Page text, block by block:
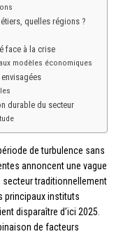
quelles régions ?
face à la crise
modèles économiques
durable du secteur
de turbulence sans
annoncent une vague
secteur traditionnellement
principaux instituts
disparaître d’ici 2025.
de facteurs